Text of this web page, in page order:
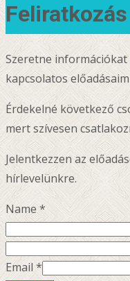
Szeretne
kapcsolatos
Érdekelné következő
mert szívesen
Jelentkezzen az
hírlevelünkre.
Name*
Email*